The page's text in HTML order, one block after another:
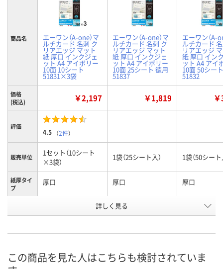
商品名 エーワン（A-one）マ
ルチカード 名刺 ク
リアエッジ マット
紙 厚口 インクジェ
ット A4 アイボリー
10面 10シート
51831×3袋
エーワン（A-one）マ
ルチカード 名刺 ク
リアエッジ マット
紙 厚口 インクジェ
ット A4 アイボリー
10面 25シート 徳用
51837
エーワン（A-
ルチカード
リアエッジ
紙 厚口 イン
ット A4 アイ
10面 50シー
51832
価格
(税込)
￥2,197 ￥1,819
評価
4.5 （2件）
販売単位
1セット（10シート
×3袋）
1袋（25シート入） 1袋（50シート
紙厚タイ
プ
厚口 厚口 厚口
25シート 50シート
9938527 1915132 3575817
在庫 あり 入荷待ち あり
詳しく見る
この商品を見た人はこちらも検討されていま